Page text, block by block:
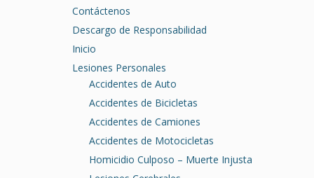
Contáctenos
Descargo de Responsabilidad
Inicio
Lesiones Personales
Accidentes de Auto
Accidentes de Bicicletas
Accidentes de Camiones
Accidentes de Motocicletas
Homicidio Culposo – Muerte Injusta